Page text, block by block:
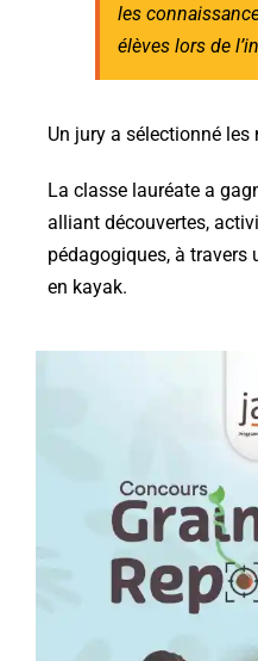
les
élèves lors de
Un jury a sélectionné
La classe lauréate a
alliant découvertes,
pédagogiques, à travers
en kayak.